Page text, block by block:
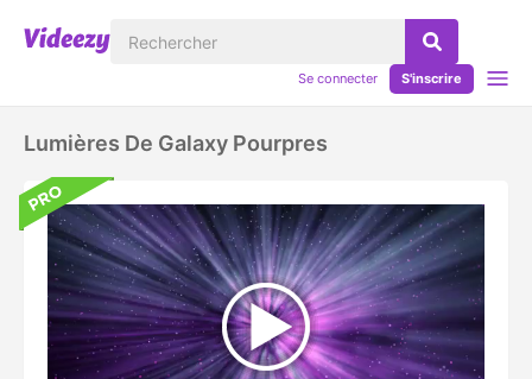
Se connecter S'inscrire
Lumières De Galaxy Pourpres